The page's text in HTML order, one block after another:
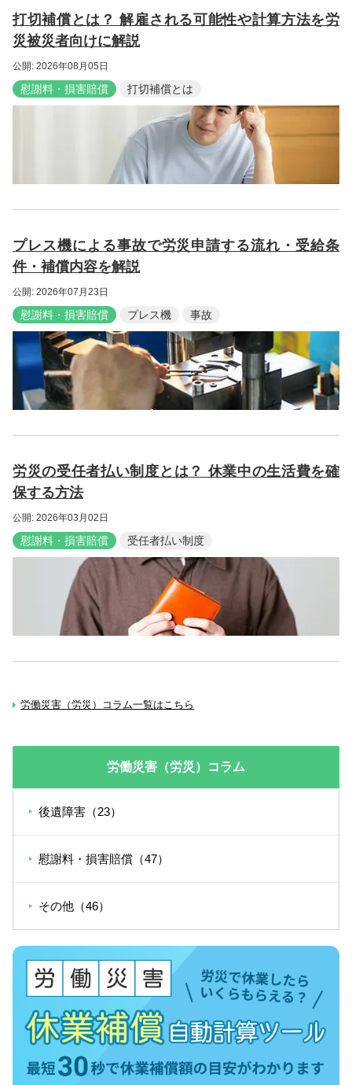
打切補償とは？ 解雇される可能性や計算方法を労
災被災者向けに解説
公開: 2026年08月05日
慰謝料・損害賠償 打切補償とは
プレス機による事故で労災申請する流れ・受給条
件・補償内容を解説
公開: 2026年07月23日
慰謝料・損害賠償 プレス機 事故
労災の受任者払い制度とは？ 休業中の生活費を確
保する方法
公開: 2026年03月02日
慰謝料・損害賠償 受任者払い制度
労働災害（労災）コラム一覧はこちら
労働災害（労災）コラム
後遺障害（23）
慰謝料・損害賠償（47）
その他（46）